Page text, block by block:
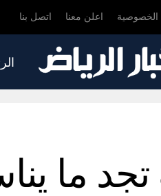
اعلن معنا اتصل بنا
ما